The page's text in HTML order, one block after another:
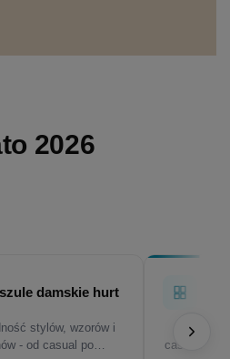
2026
damskie hurt
stylów, wzorów i
- od casual po
casualowe,